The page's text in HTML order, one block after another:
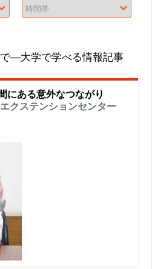
―大学で学べる情報記事
にある意外なつながり
クステンションセンター